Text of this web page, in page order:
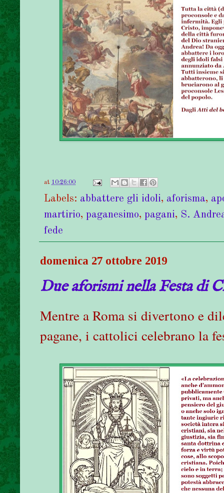
at 10:26:00
Labels: abbattere gli idoli, aforisma,
martirio, paganesimo, pagani, S.
fede
domenica 27 ottobre 2019
Due aforismi nella Festa di
Mentre a Roma si divertono e
pagane, i cattolici celebrano la